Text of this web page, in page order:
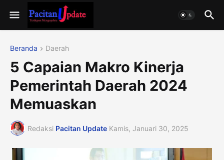
Beranda Daerah
5 Capaian Makro Kinerja
Pemerintah Daerah 2024
Memuaskan
Redaksi Pacitan Update Kamis, Januari 30, 2025